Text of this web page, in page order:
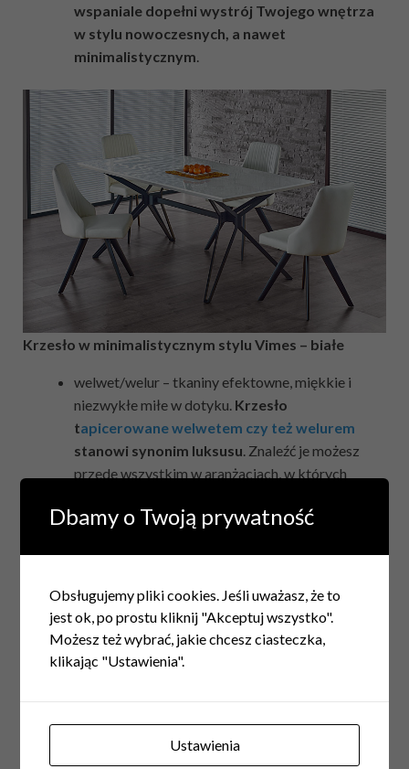
wspaniale dopełni wystrój Twojego wnętrza
w stylu nowoczesnych, a nawet
minimalistycznym.
Krzesło w minimalistycznym stylu Vimes – białe
welwet/welur – tkaniny efektowne, miękkie i
niezwykłe miłe w dotyku. Krzesło
tapicerowane welwetem czy też welurem
stanowi synonim luksusu. Znaleźć je możesz
przede wszystkim w aranżacjach, w których
przebogatą paletę kolorystycznąi w związku z
klimacie skandynawskim, a nawet art deco.
Dbamy o Twoją prywatność
Obsługujemy pliki cookies. Jeśli uważasz, że to
jest ok, po prostu kliknij "Akceptuj wszystko".
Możesz też wybrać, jakie chcesz ciasteczka,
klikając "Ustawienia".
Ustawienia